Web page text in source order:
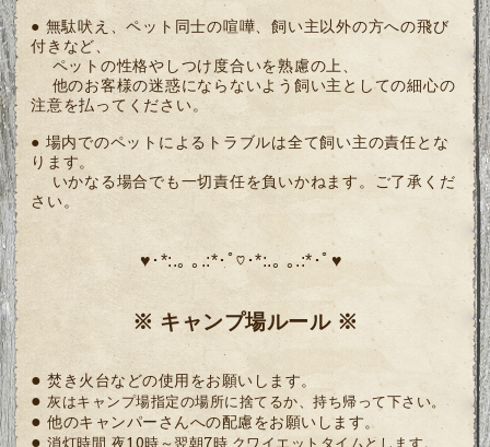
● 無駄吠え、ペット同士の喧嘩、飼い主以外の方への飛び
付きなど、
ペットの性格やしつけ度合いを熟慮の上、
他のお客様の迷惑にならないよう飼い主としての細心の
注意を払ってください。
● 場内でのペットによるトラブルは全て飼い主の責任とな
ります。
いかなる場合でも一切責任を負いかねます。ご了承くだ
さい。
♥･*:.｡ ｡.:*･ﾟ♡･*:.｡ ｡.:*･ﾟ♥
※ キャンプ場ルール ※
●焚き火台などの使用をお願いします。
● 灰はキャンプ場指定の場所に捨てるか、持ち帰って下さい。
●他のキャンパーさんへの配慮をお願いします。
●消灯時間 夜10時～翌朝7時 クワイエットタイムとします。